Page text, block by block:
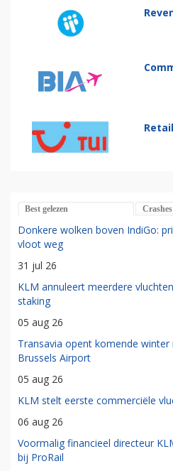
Best gelezen Crashes
Donkere wolken boven IndiGo:
vloot weg
31 jul 26
KLM annuleert meerdere
staking
05 aug 26
Transavia opent komende
Brussels Airport
05 aug 26
KLM stelt eerste commerciële
06 aug 26
Voormalig financieel directeur
bij ProRail